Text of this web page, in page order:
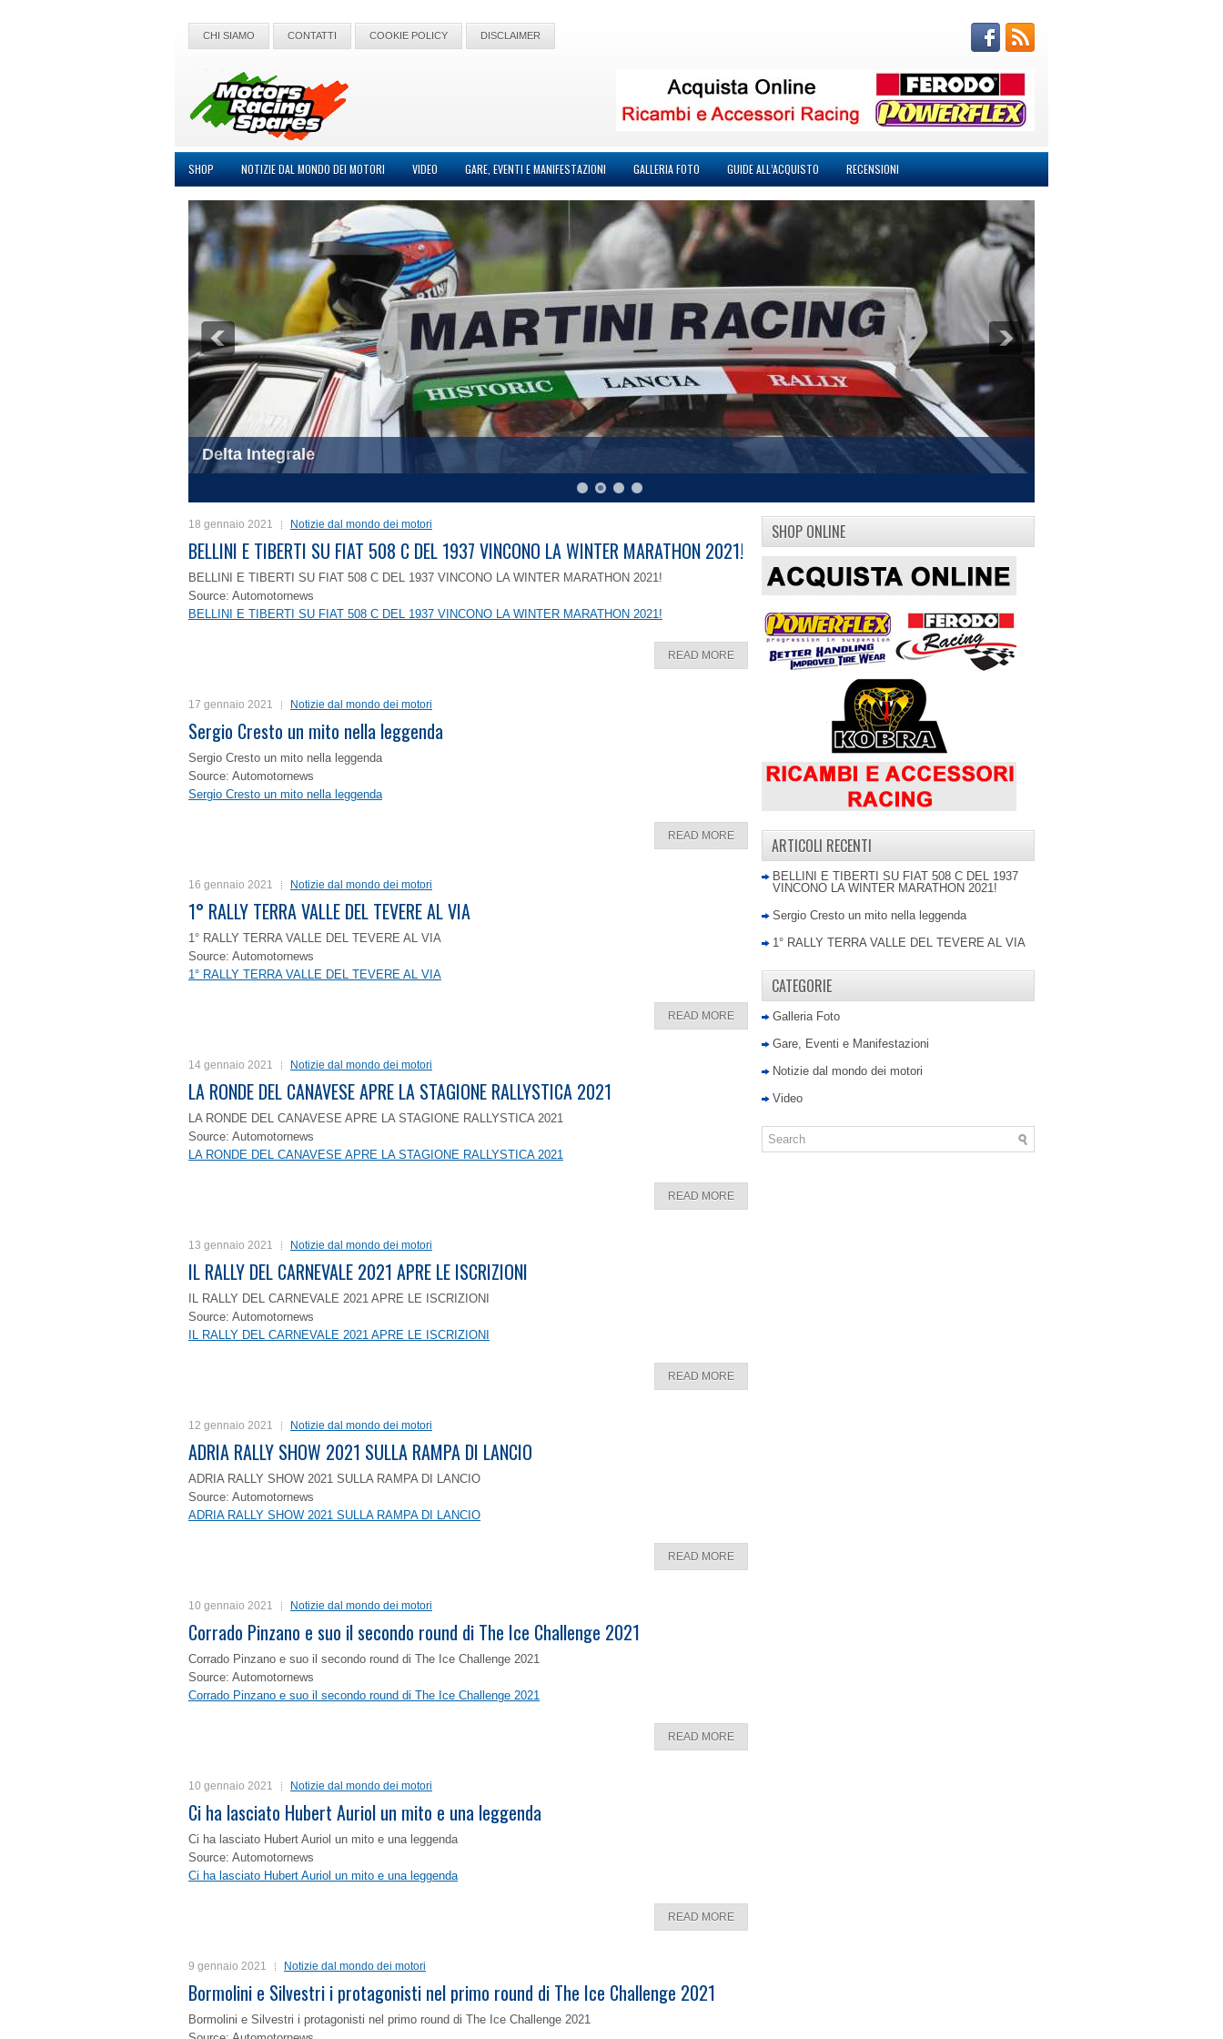
CHI SIAMO CONTATTI COOKIE POLICY DISCLAIMER
SHOP NOTIZIE DAL MONDO DEI MOTORI VIDEO GARE, EVENTI E MANIFESTAZIONI GALLERIA FOTO GUIDE ALL’ACQUISTO RECENSIONI
Delta Integrale
18 gennaio 2021 Notizie dal mondo dei motori
BELLINI E TIBERTI SU FIAT 508 C DEL 1937 VINCONO LA WINTER MARATHON 2021!
BELLINI E TIBERTI SU FIAT 508 C DEL 1937 VINCONO LA WINTER MARATHON 2021!
Source: Automotornews
BELLINI E TIBERTI SU FIAT 508 C DEL 1937 VINCONO LA WINTER MARATHON 2021!
READ MORE
17 gennaio 2021 Notizie dal mondo dei motori
Sergio Cresto un mito nella leggenda
Sergio Cresto un mito nella leggenda
Source: Automotornews
Sergio Cresto un mito nella leggenda
READ MORE
16 gennaio 2021 Notizie dal mondo dei motori
1° RALLY TERRA VALLE DEL TEVERE AL VIA
1° RALLY TERRA VALLE DEL TEVERE AL VIA
Source: Automotornews
1° RALLY TERRA VALLE DEL TEVERE AL VIA
READ MORE
14 gennaio 2021 Notizie dal mondo dei motori
LA RONDE DEL CANAVESE APRE LA STAGIONE RALLYSTICA 2021
LA RONDE DEL CANAVESE APRE LA STAGIONE RALLYSTICA 2021
Source: Automotornews
LA RONDE DEL CANAVESE APRE LA STAGIONE RALLYSTICA 2021
READ MORE
13 gennaio 2021 Notizie dal mondo dei motori
IL RALLY DEL CARNEVALE 2021 APRE LE ISCRIZIONI
IL RALLY DEL CARNEVALE 2021 APRE LE ISCRIZIONI
Source: Automotornews
IL RALLY DEL CARNEVALE 2021 APRE LE ISCRIZIONI
READ MORE
12 gennaio 2021 Notizie dal mondo dei motori
ADRIA RALLY SHOW 2021 SULLA RAMPA DI LANCIO
ADRIA RALLY SHOW 2021 SULLA RAMPA DI LANCIO
Source: Automotornews
ADRIA RALLY SHOW 2021 SULLA RAMPA DI LANCIO
READ MORE
10 gennaio 2021 Notizie dal mondo dei motori
Corrado Pinzano e suo il secondo round di The Ice Challenge 2021
Corrado Pinzano e suo il secondo round di The Ice Challenge 2021
Source: Automotornews
Corrado Pinzano e suo il secondo round di The Ice Challenge 2021
READ MORE
10 gennaio 2021 Notizie dal mondo dei motori
Ci ha lasciato Hubert Auriol un mito e una leggenda
Ci ha lasciato Hubert Auriol un mito e una leggenda
Source: Automotornews
Ci ha lasciato Hubert Auriol un mito e una leggenda
READ MORE
9 gennaio 2021 Notizie dal mondo dei motori
Bormolini e Silvestri i protagonisti nel primo round di The Ice Challenge 2021
Bormolini e Silvestri i protagonisti nel primo round di The Ice Challenge 2021
SHOP ONLINE
ARTICOLI RECENTI
BELLINI E TIBERTI SU FIAT 508 C DEL 1937
VINCONO LA WINTER MARATHON 2021!
Sergio Cresto un mito nella leggenda
1° RALLY TERRA VALLE DEL TEVERE AL VIA
CATEGORIE
Galleria Foto
Gare, Eventi e Manifestazioni
Notizie dal mondo dei motori
Video